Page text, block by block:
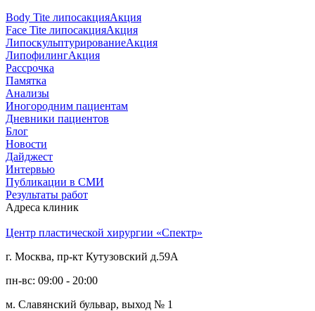
Body Tite липосакцияАкция
Face Tite липосакцияАкция
ЛипоскульптурированиеАкция
ЛипофилингАкция
Рассрочка
Памятка
Анализы
Иногородним пациентам
Дневники пациентов
Блог
Новости
Дайджест
Интервью
Публикации в СМИ
Результаты работ
Адреса клиник
Центр пластической хирургии «Спектр»
г. Москва, пр-кт Кутузовский д.59А
пн-вс: 09:00 - 20:00
м. Славянский бульвар, выход № 1